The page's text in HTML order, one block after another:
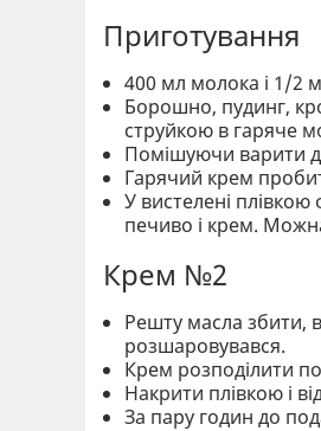
Приготування
400 мл молока і 1/2
Борошно, пудинг,
струйкою в гаряче
Помішуючи варити
Гарячий крем
У вистелені
печиво і крем.
Крем №2
Решту масла збити,
розшаровувався.
Крем розподілити
Накрити плівкою і
За пару годин до